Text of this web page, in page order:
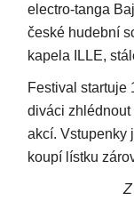
electro-tanga
české hudební
kapela ILLE,
Festival startuje
diváci zhlédnout
akcí. Vstupenky
koupí lístku